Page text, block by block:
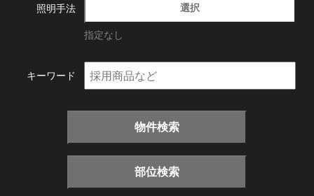
照明手法 選択
指定なし
キーワード
物件検索
部位検索